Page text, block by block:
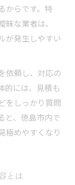
からです。特
な業者は、
が発生しやすい
依頼し、対応の
的には、見積も
をしっかり質問
と、徳島市内で
極めやすくなり
とは